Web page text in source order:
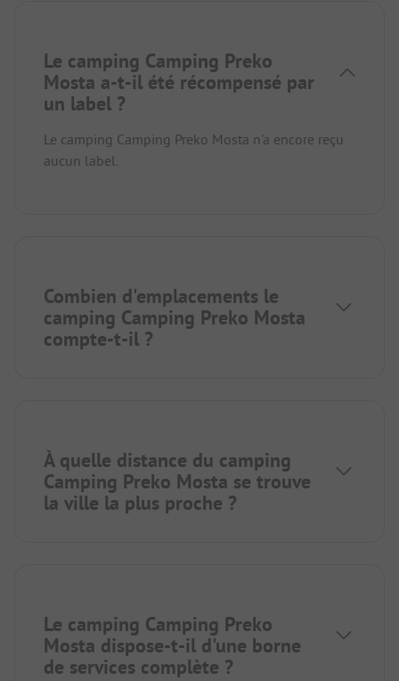
Le camping Camping Preko
Mosta a-t-il été récompensé par
un label ?
Le camping Camping Preko Mosta n'a encore reçu
aucun label.
Combien d'emplacements le
camping Camping Preko Mosta
compte-t-il ?
À quelle distance du camping
Camping Preko Mosta se trouve
la ville la plus proche ?
Le camping Camping Preko
Mosta dispose-t-il d'une borne
de services complète ?